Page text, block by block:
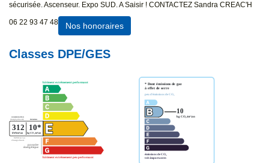
sécurisée. Ascenseur. Expo SUD. A Saisir ! CONTACTEZ Sandra CREAC'H
06 22 93 47 48 Nos honoraires
Classes DPE/GES